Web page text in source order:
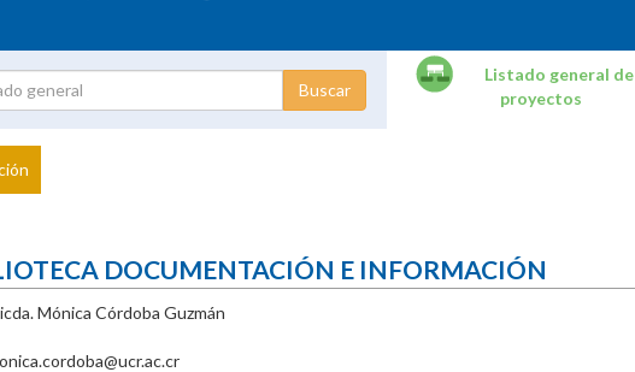
Investigador
Listado general de
proyectos
DOCUMENTACIÓN E INFORMACIÓN
Mónica Córdoba Guzmán